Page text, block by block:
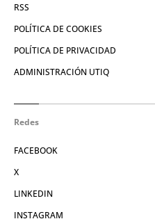
RSS
POLÍTICA DE COOKIES
POLÍTICA DE PRIVACIDAD
ADMINISTRACIÓN UTIQ
Redes
FACEBOOK
X
LINKEDIN
INSTAGRAM